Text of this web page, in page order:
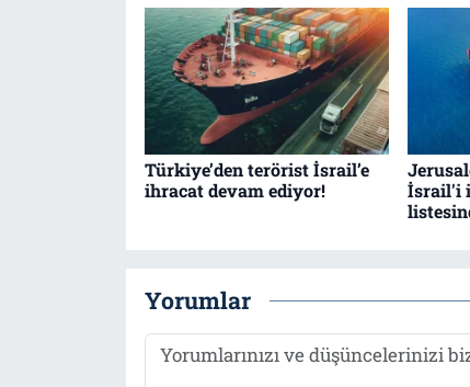
Türkiye’den terörist İsrail’e
ihracat devam ediyor!
İsrail'i
Yorumlar